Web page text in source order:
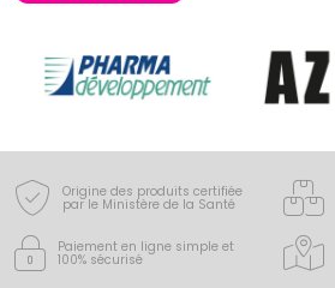
Origine des produits certifiée
par le Ministère de la Santé
Paiement en ligne simple et
100% sécurisé